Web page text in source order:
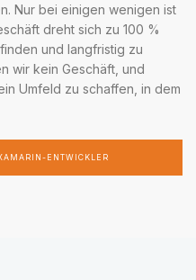
Nur bei einigen wenigen ist
dreht sich zu 100 %
und langfristig zu
wir kein Geschäft, und
Umfeld zu schaffen, in dem
ENTWICKLER